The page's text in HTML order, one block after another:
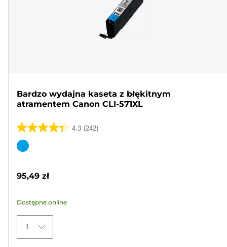
Bardzo wydajna kaseta z błękitnym
atramentem Canon CLI-571XL
4.3 (242)
4.3
na
242
Wkład
95,49 zł
Dostępne online
1